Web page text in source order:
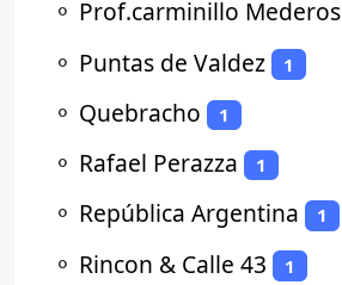
⚬ Prof.carminillo Mederos
⚬ Puntas de Valdez 1
⚬ Quebracho 1
⚬ Rafael Perazza 1
⚬ República Argentina 1
⚬ Rincon & Calle 43 1